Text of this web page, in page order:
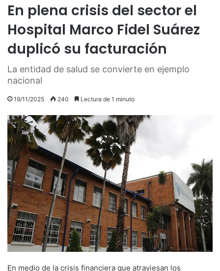
En plena crisis del sector el
Hospital Marco Fidel Suárez
duplicó su facturación
La entidad de salud se convierte en ejemplo
nacional
19/11/2025 240 Lectura de 1 minuto
En medio de la crisis financiera que atraviesan los